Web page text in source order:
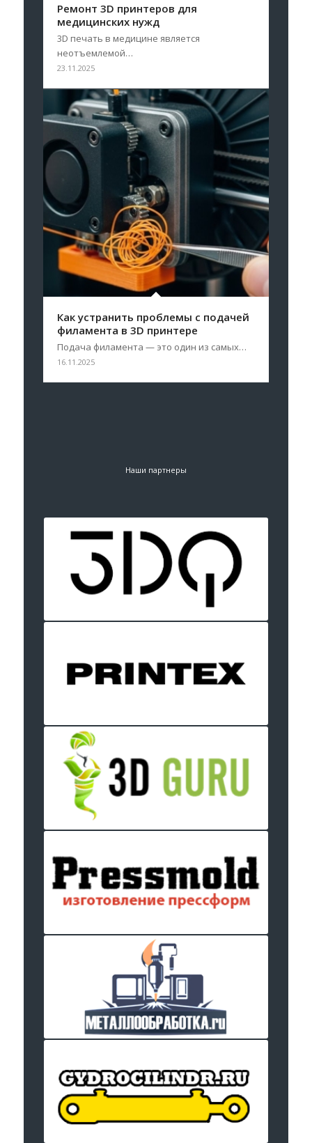
Ремонт 3D принтеров для
медицинских нужд
3D печать в медицине является
неотъемлемой…
23.11.2025
Как устранить проблемы с подачей
филамента в 3D принтере
Подача филамента — это один из самых…
16.11.2025
Наши партнеры